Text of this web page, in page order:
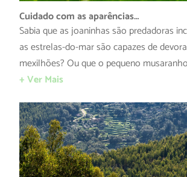
Cuidado com as aparências…
Sabia que as joaninhas são predadoras
as estrelas-do-mar são capazes de
mexilhões? Ou que o pequeno
+ Ver Mais